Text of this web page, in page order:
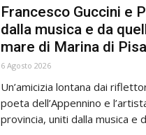
Francesco Guccini e
dalla musica e da
mare di Marina di Pisa
6 Agosto 2026
Un’amicizia lontana dai
poeta dell’Appennino e
provincia, uniti dalla musica e